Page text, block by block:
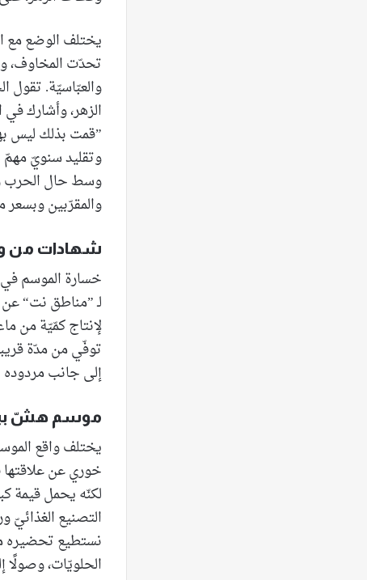
يختلف الوضع مع
تحدّت المخاوف،
والعبّاسيّة.
الزهر، وأشارك
”قمت بذلك ليس
وتقليد سنويّ
وسط حال الحرب
والمقرّبين وبسعر
شهادات من
خسارة الموسم
لـ ”مناطق نت“
لإنتاج كمّيّة من
توفّي من مدّة
إلى جانب مردوده
موسم هشّ
يختلف واقع
خوري عن علاقتها
لكنّه يحمل قيمة
التصنيع الغذائيّ
نستطيع تحضيره
الحلويّات، وصولًا